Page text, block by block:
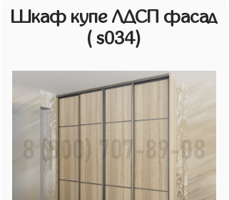
Шкаф купе ЛДСП фасад
( s034)